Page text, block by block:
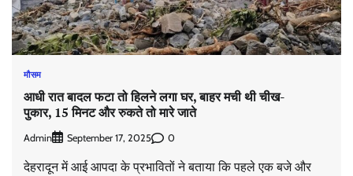
मौसम
आधी रात बादल फटा तो हिलने लगा घर, बाहर मची थी चीख-
पुकार, 15 मिनट और रुकते तो मारे जाते
Admin September 17, 2025 0
देहरादून में आई आपदा के प्रभावितों ने बताया कि पहले एक बजे और